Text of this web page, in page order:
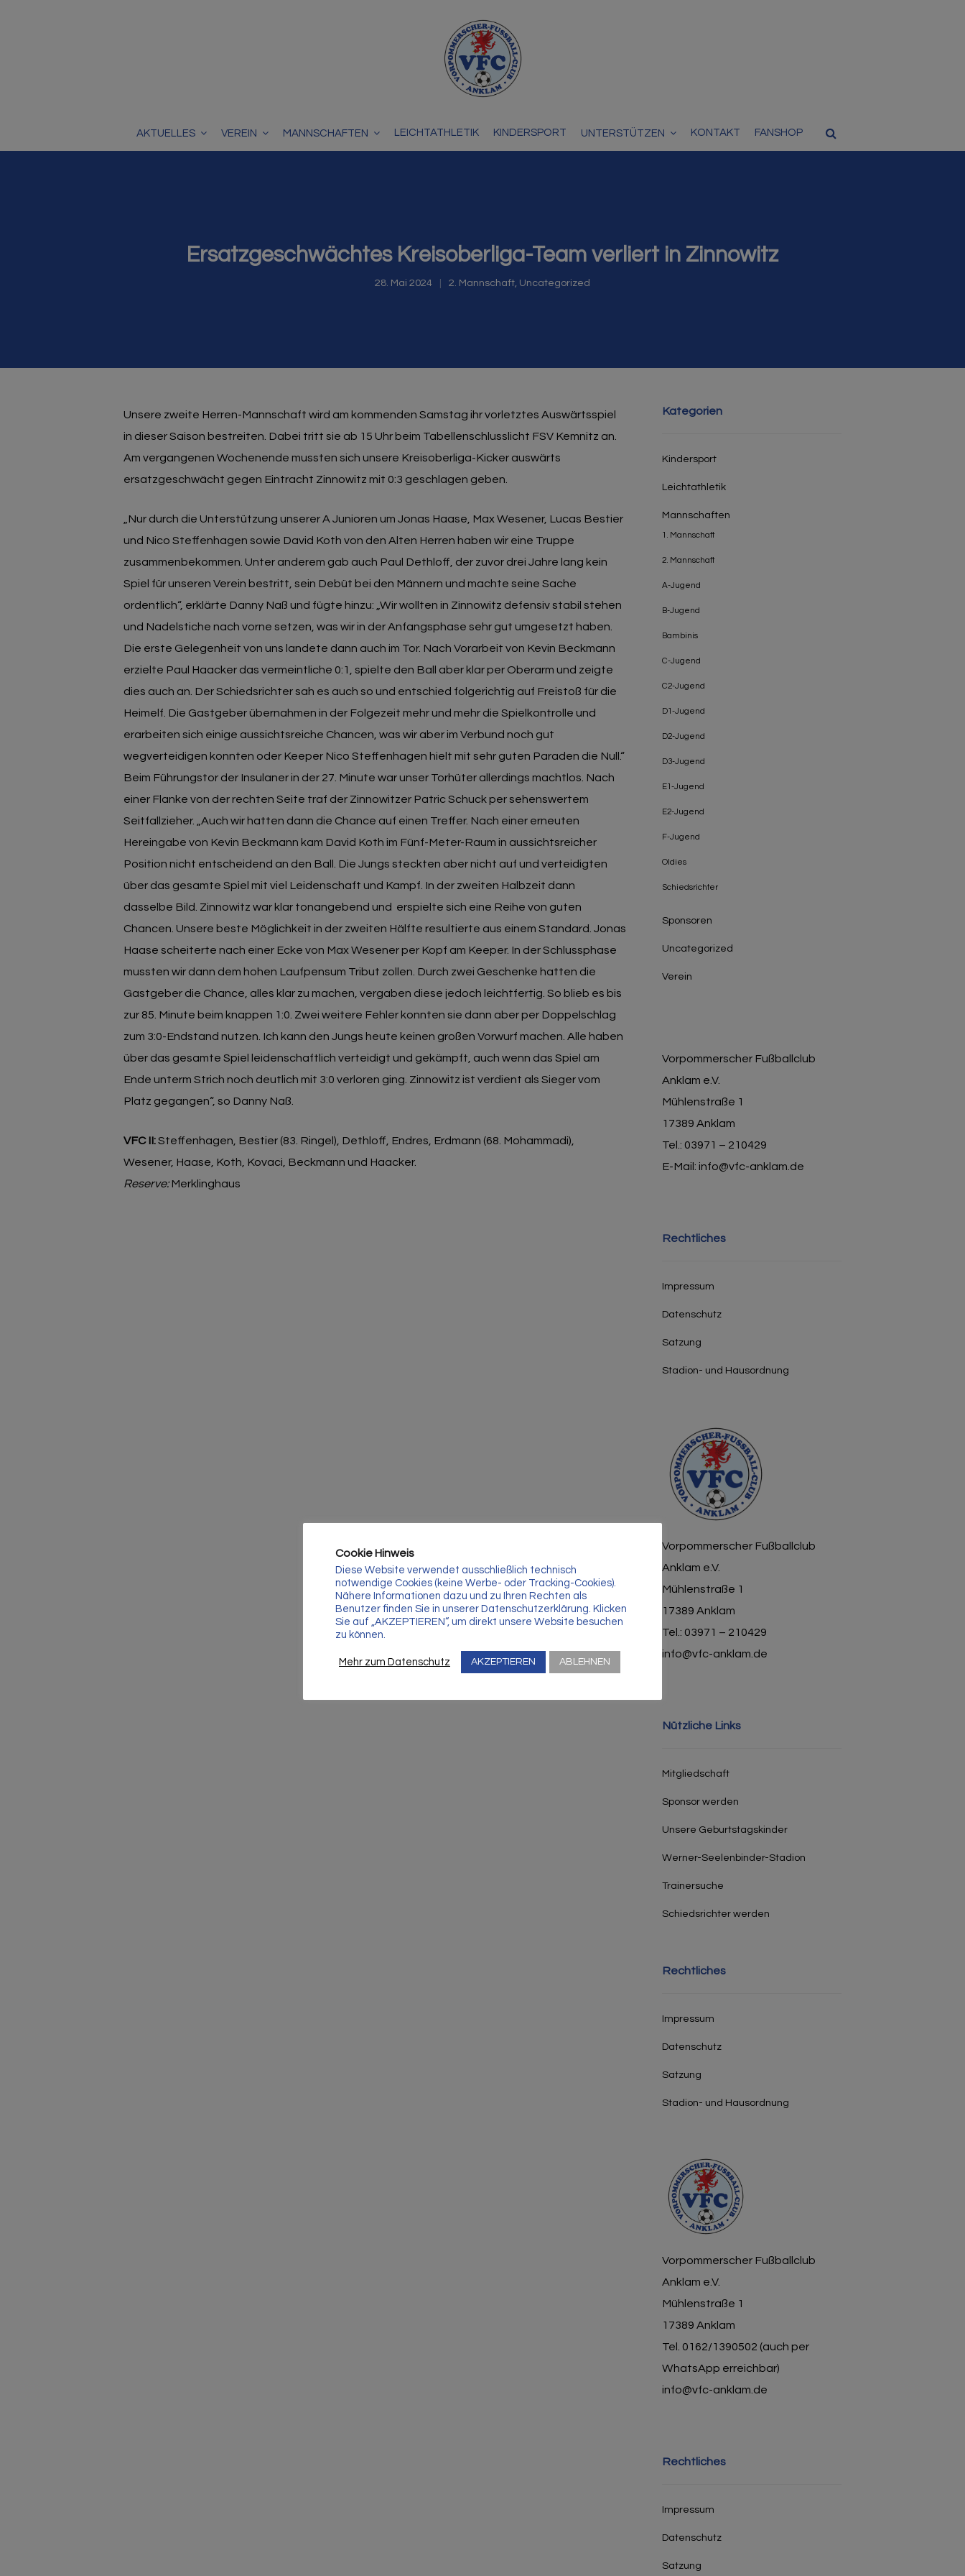
AKTUELLES VEREIN MANNSCHAFTEN LEICHTATHLETIK KINDERSPORT UNTERSTÜTZEN KONTAKT FANSHOP
Ersatzgeschwächtes Kreisoberliga-Team verliert in Zinnowitz
28. Mai 2024 2. Mannschaft, Uncategorized
Unsere zweite Herren-Mannschaft wird am kommenden Samstag ihr vorletztes Auswärtsspiel
in dieser Saison bestreiten. Dabei tritt sie ab 15 Uhr beim Tabellenschlusslicht FSV Kemnitz an.
Am vergangenen Wochenende mussten sich unsere Kreisoberliga-Kicker auswärts
ersatzgeschwächt gegen Eintracht Zinnowitz mit 0:3 geschlagen geben.
„Nur durch die Unterstützung unserer A Junioren um Jonas Haase, Max Wesener, Lucas Bestier
und Nico Steffenhagen sowie David Koth von den Alten Herren haben wir eine Truppe
zusammenbekommen. Unter anderem gab auch Paul Dethloff, der zuvor drei Jahre lang kein
Spiel für unseren Verein bestritt, sein Debüt bei den Männern und machte seine Sache
ordentlich“, erklärte Danny Naß und fügte hinzu: „Wir wollten in Zinnowitz defensiv stabil stehen
und Nadelstiche nach vorne setzen, was wir in der Anfangsphase sehr gut umgesetzt haben.
Die erste Gelegenheit von uns landete dann auch im Tor. Nach Vorarbeit von Kevin Beckmann
erzielte Paul Haacker das vermeintliche 0:1, spielte den Ball aber klar per Oberarm und zeigte
dies auch an. Der Schiedsrichter sah es auch so und entschied folgerichtig auf Freistoß für die
Heimelf. Die Gastgeber übernahmen in der Folgezeit mehr und mehr die Spielkontrolle und
erarbeiten sich einige aussichtsreiche Chancen, was wir aber im Verbund noch gut
wegverteidigen konnten oder Keeper Nico Steffenhagen hielt mit sehr guten Paraden die Null.“
Beim Führungstor der Insulaner in der 27. Minute war unser Torhüter allerdings machtlos. Nach
einer Flanke von der rechten Seite traf der Zinnowitzer Patric Schuck per sehenswertem
Seitfallzieher. „Auch wir hatten dann die Chance auf einen Treffer. Nach einer erneuten
Hereingabe von Kevin Beckmann kam David Koth im Fünf-Meter-Raum in aussichtsreicher
Position nicht entscheidend an den Ball. Die Jungs steckten aber nicht auf und verteidigten
über das gesamte Spiel mit viel Leidenschaft und Kampf. In der zweiten Halbzeit dann
dasselbe Bild. Zinnowitz war klar tonangebend und erspielte sich eine Reihe von guten
Chancen. Unsere beste Möglichkeit in der zweiten Hälfte resultierte aus einem Standard. Jonas
Haase scheiterte nach einer Ecke von Max Wesener per Kopf am Keeper. In der Schlussphase
mussten wir dann dem hohen Laufpensum Tribut zollen. Durch zwei Geschenke hatten die
Gastgeber die Chance, alles klar zu machen, vergaben diese jedoch leichtfertig. So blieb es bis
zur 85. Minute beim knappen 1:0. Zwei weitere Fehler konnten sie dann aber per Doppelschlag
zum 3:0-Endstand nutzen. Ich kann den Jungs heute keinen großen Vorwurf machen. Alle haben
über das gesamte Spiel leidenschaftlich verteidigt und gekämpft, auch wenn das Spiel am
Ende unterm Strich noch deutlich mit 3:0 verloren ging. Zinnowitz ist verdient als Sieger vom
Platz gegangen“, so Danny Naß.
VFC II:Steffenhagen, Bestier (83. Ringel), Dethloff, Endres, Erdmann (68. Mohammadi),
Wesener, Haase, Koth, Kovaci, Beckmann und Haacker.
Reserve:Merklinghaus
Kategorien
Kindersport
Leichtathletik
Mannschaften
1. Mannschaft
2. Mannschaft
A-Jugend
B-Jugend
Bambinis
C-Jugend
C2-Jugend
D1-Jugend
D2-Jugend
D3-Jugend
E1-Jugend
E2-Jugend
F-Jugend
Oldies
Schiedsrichter
Sponsoren
Uncategorized
Verein
Vorpommerscher Fußballclub
Anklam e.V.
Mühlenstraße 1
17389 Anklam
Tel.: 03971 – 210429
E-Mail: info@vfc-anklam.de
Rechtliches
Impressum
Datenschutz
Satzung
Stadion- und Hausordnung
Vorpommerscher Fußballclub
Anklam e.V.
Mühlenstraße 1
17389 Anklam
Tel.: 03971 – 210429
info@vfc-anklam.de
Nützliche Links
Mitgliedschaft
Sponsor werden
Unsere Geburtstagskinder
Werner-Seelenbinder-Stadion
Trainersuche
Schiedsrichter werden
Rechtliches
Impressum
Datenschutz
Satzung
Stadion- und Hausordnung
Vorpommerscher Fußballclub
Anklam e.V.
Mühlenstraße 1
17389 Anklam
Tel. 0162/1390502 (auch per
WhatsApp erreichbar)
info@vfc-anklam.de
Rechtliches
Impressum
Datenschutz
Satzung
Cookie Hinweis
Diese Website verwendet ausschließlich technisch
notwendige Cookies (keine Werbe- oder Tracking-Cookies).
Nähere Informationen dazu und zu Ihren Rechten als
Benutzer finden Sie in unserer Datenschutzerklärung. Klicken
Sie auf „AKZEPTIEREN“, um direkt unsere Website besuchen
zu können.
Mehr zum Datenschutz AKZEPTIEREN ABLEHNEN